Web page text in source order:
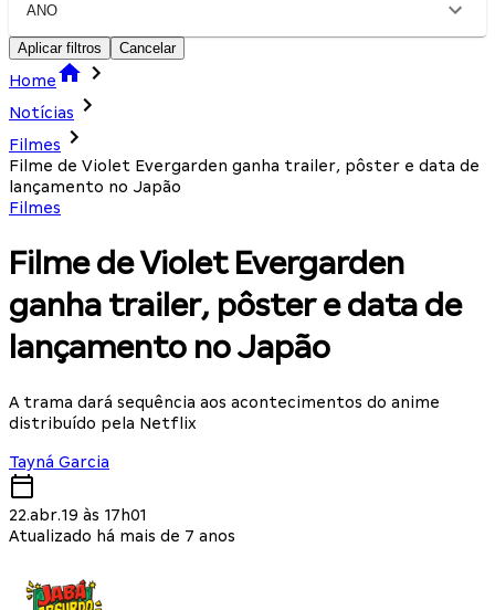
ANO
Aplicar filtros Cancelar
Home
Notícias
Filmes
Filme de Violet Evergarden ganha trailer, pôster e data de
lançamento no Japão
Filmes
Filme de Violet Evergarden
ganha trailer, pôster e data de
lançamento no Japão
A trama dará sequência aos acontecimentos do anime
distribuído pela Netflix
Tayná Garcia
22.abr.19 às 17h01
Atualizado há mais de 7 anos